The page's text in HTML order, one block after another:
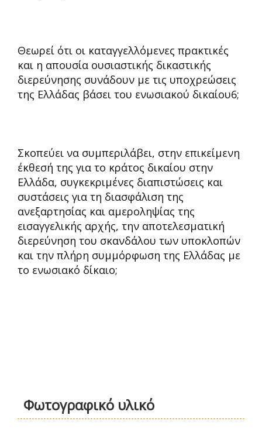
Θεωρεί ότι οι καταγγελλόμενες πρακτικές
και η απουσία ουσιαστικής δικαστικής
διερεύνησης συνάδουν με τις υποχρεώσεις
της Ελλάδας βάσει του ενωσιακού δικαίου6;
Σκοπεύει να συμπεριλάβει, στην επικείμενη
έκθεσή της για το κράτος δικαίου στην
Ελλάδα, συγκεκριμένες διαπιστώσεις και
συστάσεις για τη διασφάλιση της
ανεξαρτησίας και αμεροληψίας της
εισαγγελικής αρχής, την αποτελεσματική
διερεύνηση του σκανδάλου των υποκλοπών
και την πλήρη συμμόρφωση της Ελλάδας με
το ενωσιακό δίκαιο;
Φωτογραφικό υλικό